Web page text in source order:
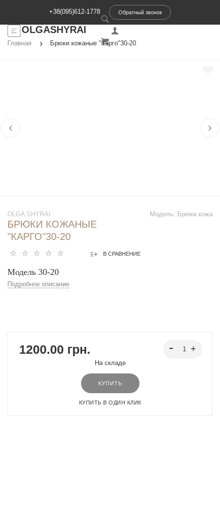
+38(095)612-1778 Обратный звонок
OLGASHYRAI
Главная Брюки кожаные "Карго"30-20
Модель: Брюки кожа
OLGA SHYRAI
БРЮКИ КОЖАНЫЕ
"КАРГО"30-20
В СРАВНЕНИЕ
Модель 30-20
Подробное описание
1200.00 грн.
На складе
КУПИТЬ
КУПИТЬ В ОДИН КЛИК